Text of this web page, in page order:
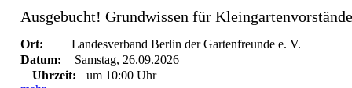
Ausgebucht! Grundwissen für Kleingartenvorstände
Ort:
Landesverband Berlin der Gartenfreunde e. V.
Datum:
Samstag, 26.09.2026
Uhrzeit:
um 10:00 Uhr